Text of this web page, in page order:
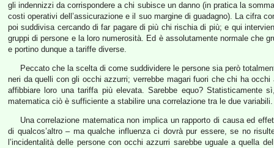
gli indennizzi da corrispondere a chi subisce un danno (in pratica la
costi operativi dell’assicurazione e il suo margine di guadagno). La cifra
poi suddivisa cercando di far pagare di più chi rischia di più; e qui
gruppi di persone e la loro numerosità. Ed è assolutamente normale che
e portino dunque a tariffe diverse.
Peccato che la scelta di come suddividere le persone sia però
neri da quelli con gli occhi azzurri; verrebbe magari fuori che chi ha
affibbiare loro una tariffa più elevata. Sarebbe equo?
matematica ciò è sufficiente a stabilire una correlazione tra le due variabili.
Una correlazione matematica non implica un rapporto di causa ed
di qualcos’altro – ma qualche influenza ci dovrà pur essere, se no
l’incidentalità delle persone con occhi azzurri sarebbe uguale a quella